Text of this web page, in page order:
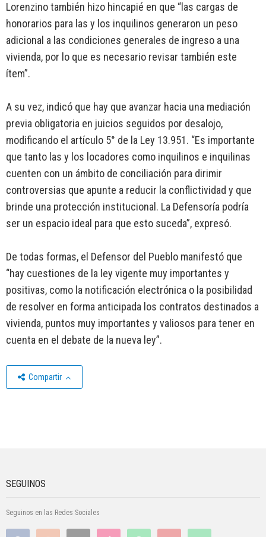
Lorenzino también hizo hincapié en que “las cargas de
honorarios para las y los inquilinos generaron un peso
adicional a las condiciones generales de ingreso a una
vivienda, por lo que es necesario revisar también este
ítem”.
A su vez, indicó que hay que avanzar hacia una mediación
previa obligatoria en juicios seguidos por desalojo,
modificando el artículo 5° de la Ley 13.951. “Es importante
que tanto las y los locadores como inquilinos e inquilinas
cuenten con un ámbito de conciliación para dirimir
controversias que apunte a reducir la conflictividad y que
brinde una protección institucional. La Defensoría podría
ser un espacio ideal para que esto suceda”, expresó.
De todas formas, el Defensor del Pueblo manifestó que
“hay cuestiones de la ley vigente muy importantes y
positivas, como la notificación electrónica o la posibilidad
de resolver en forma anticipada los contratos destinados a
vivienda, puntos muy importantes y valiosos para tener en
cuenta en el debate de la nueva ley”.
Compartir
SEGUINOS
Seguinos en las Redes Sociales